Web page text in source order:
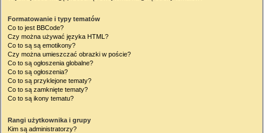
Formatowanie i typy tematów
Co to jest BBCode?
Czy można używać języka HTML?
Co to są są emotikony?
Czy można umieszczać obrazki w poście?
Co to są ogłoszenia globalne?
Co to są ogłoszenia?
Co to są przyklejone tematy?
Co to są zamknięte tematy?
Co to są ikony tematu?
Rangi użytkownika i grupy
Kim są administratorzy?